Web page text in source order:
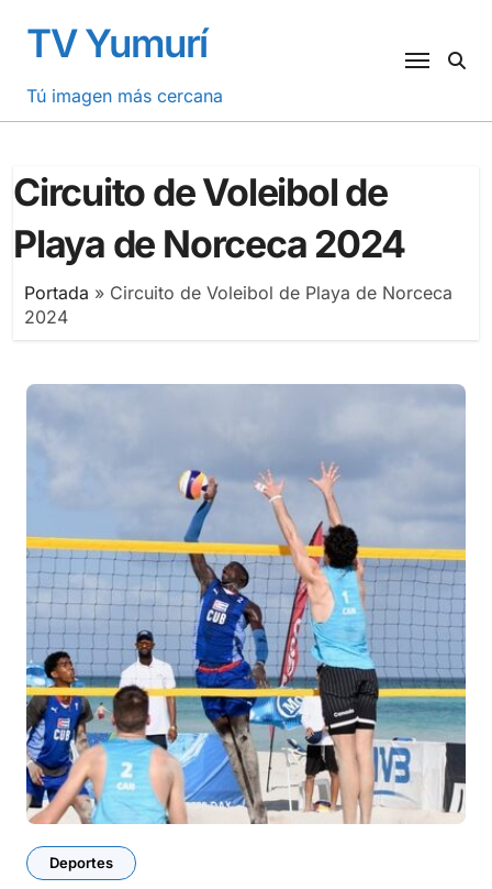
contenido
TV Yumurí
Tú imagen más cercana
Circuito de Voleibol de
Playa de Norceca 2024
Portada » Circuito de Voleibol de Playa de Norceca
2024
Deportes